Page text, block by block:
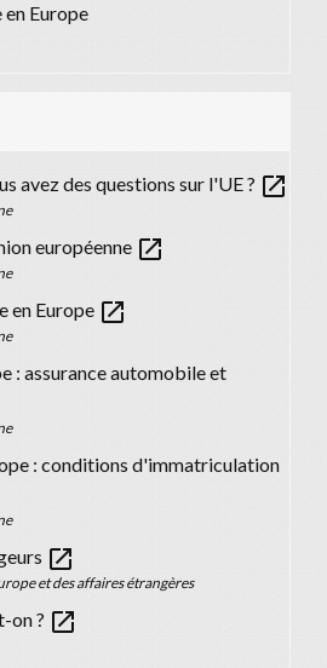
Europe
avez des questions sur l'UE ? open_in_new
européenne open_in_new
en Europe open_in_new
: assurance automobile et
: conditions d'immatriculation
open_in_new
et des affaires étrangères
on ? open_in_new